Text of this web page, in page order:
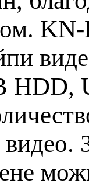
HDD,